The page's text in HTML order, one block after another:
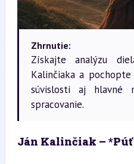
Zhrnutie:
Získajte analýzu
Kalinčiaka a
súvislosti aj hlavné
spracovanie.
Ján Kalinčiak –